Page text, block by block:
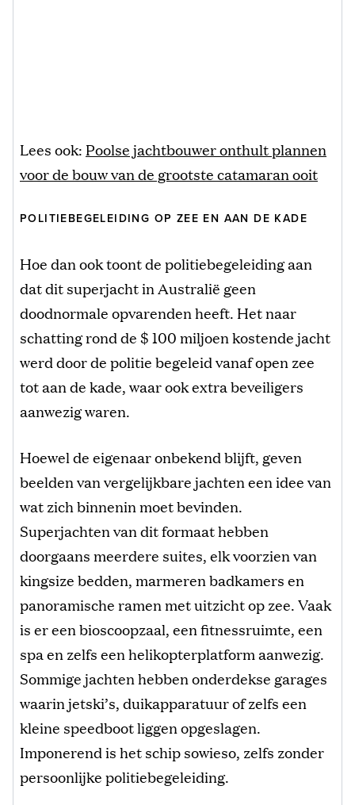
Lees ook: Poolse jachtbouwer onthult plannen
voor de bouw van de grootste catamaran ooit
POLITIEBEGELEIDING OP ZEE EN AAN DE KADE
Hoe dan ook toont de politiebegeleiding aan
dat dit superjacht in Australië geen
doodnormale opvarenden heeft. Het naar
schatting rond de $ 100 miljoen kostende jacht
werd door de politie begeleid vanaf open zee
tot aan de kade, waar ook extra beveiligers
aanwezig waren.
Hoewel de eigenaar onbekend blijft, geven
beelden van vergelijkbare jachten een idee van
wat zich binnenin moet bevinden.
Superjachten van dit formaat hebben
doorgaans meerdere suites, elk voorzien van
kingsize bedden, marmeren badkamers en
panoramische ramen met uitzicht op zee. Vaak
is er een bioscoopzaal, een fitnessruimte, een
spa en zelfs een helikopterplatform aanwezig.
Sommige jachten hebben onderdekse garages
waarin jetski’s, duikapparatuur of zelfs een
kleine speedboot liggen opgeslagen.
Imponerend is het schip sowieso, zelfs zonder
persoonlijke politiebegeleiding.